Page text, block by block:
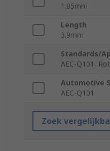
1.05mm
Length
3.9mm
Standards/
AEC-Q101,
Automotive
AEC-Q101
Zoek